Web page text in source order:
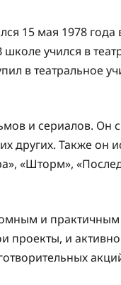
15 мая 1978 года
школе учился в
в театральное
и сериалов. Он
других. Также он
«Шторм»,
и практичным
и активно